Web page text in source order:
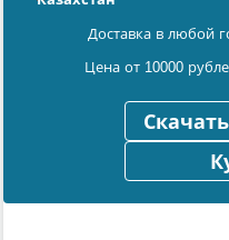
Доставка в любой
Цена от 10000